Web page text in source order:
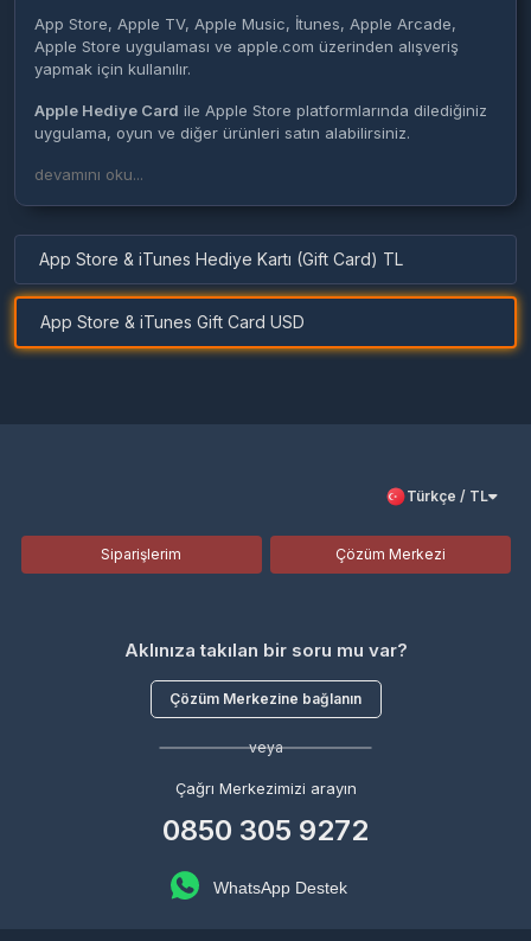
App Store, Apple TV, Apple Music, İtunes, Apple Arcade,
Apple Store uygulaması ve apple.com üzerinden alışveriş
yapmak için kullanılır.
Apple Hediye Card ile Apple Store platformlarında dilediğiniz
uygulama, oyun ve diğer ürünleri satın alabilirsiniz.
Apple Hediye Card
doldurabilirsiniz
Şimdi Epindigital'denİtunes Gift Cardsatın alarak eğlence
devamını oku...
App Store & iTunes Hediye Kartı (Gift Card) TL
App Store & iTunes Gift Card USD
Türkçe / TL
Siparişlerim Çözüm Merkezi
Aklınıza takılan bir soru mu var?
Çözüm Merkezine bağlanın
veya
Çağrı Merkezimizi arayın
0850 305 9272
WhatsApp Destek